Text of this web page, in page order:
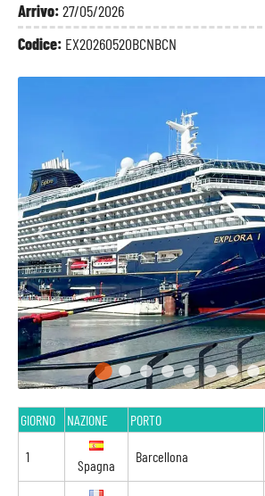
Arrivo:27/05/2026
Codice: EX20260520BCNBCN
GIORNO NAZIONE PORTO
1
Spagna
Barcellona